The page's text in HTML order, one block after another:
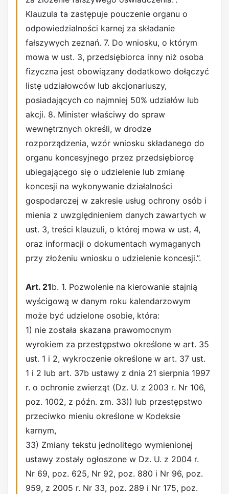
Klauzula ta zastępuje pouczenie organu o
odpowiedzialności karnej za składanie
fałszywych zeznań. 7. Do wniosku, o którym
mowa w ust. 3, przedsiębiorca inny niż osoba
fizyczna jest obowiązany dodatkowo dołączyć
listę udziałowców lub akcjonariuszy,
posiadających co najmniej 50% udziałów lub
akcji. 8. Minister właściwy do spraw
wewnętrznych określi, w drodze
rozporządzenia, wzór wniosku składanego do
organu koncesyjnego przez przedsiębiorcę
ubiegającego się o udzielenie lub zmianę
koncesji na wykonywanie działalności
gospodarczej w zakresie usług ochrony osób i
mienia z uwzględnieniem danych zawartych w
ust. 3, treści klauzuli, o której mowa w ust. 4,
oraz informacji o dokumentach wymaganych
przy złożeniu wniosku o udzielenie koncesji.”.
Art. 21b. 1. Pozwolenie na kierowanie stajnią
wyścigową w danym roku kalendarzowym
może być udzielone osobie, która:
1) nie została skazana prawomocnym
wyrokiem za przestępstwo określone w art. 35
ust. 1 i 2, wykroczenie określone w art. 37 ust.
1 i 2 lub art. 37b ustawy z dnia 21 sierpnia 1997
r. o ochronie zwierząt (Dz. U. z 2003 r. Nr 106,
poz. 1002, z późn. zm. 33)) lub przestępstwo
przeciwko mieniu określone w Kodeksie
karnym,
33) Zmiany tekstu jednolitego wymienionej
ustawy zostały ogłoszone w Dz. U. z 2004 r.
Nr 69, poz. 625, Nr 92, poz. 880 i Nr 96, poz.
959, z 2005 r. Nr 33, poz. 289 i Nr 175, poz.